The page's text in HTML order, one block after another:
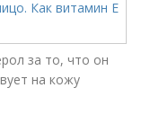
за то, что он
на кожу